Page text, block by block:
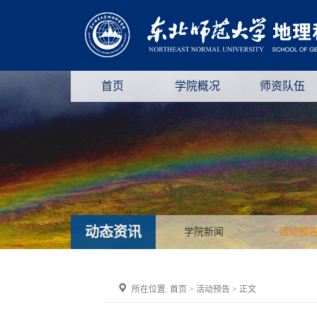
首页 学院概况 师资队伍
动态资讯 学院新闻 活动预
所在位置: 首页 > 活动预告 > 正文